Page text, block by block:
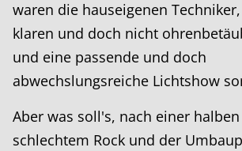
waren die hauseigenen
klaren und doch nicht
und eine passende und doch
abwechslungsreiche Lichtshow
Aber was soll's, nach einer
schlechtem Rock und der